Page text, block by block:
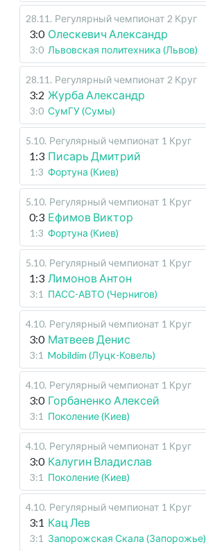
28.11 . Регулярный чемпионат 2 Круг
3:0 Олескевич Александр
3:0 Львовская политехника (Львов)
28.11 . Регулярный чемпионат 2 Круг
3:2 Журба Александр
3:0 СумГУ (Сумы)
5.10. Регулярный чемпионат 1 Круг
1:3 Писарь Дмитрий
1:3 Фортуна (Киев)
5.10. Регулярный чемпионат 1 Круг
0:3 Ефимов Виктор
1:3 Фортуна (Киев)
5.10. Регулярный чемпионат 1 Круг
1:3 Лимонов Антон
3:1 ПАСС-АВТО (Чернигов)
4.10. Регулярный чемпионат 1 Круг
3:0 Матвеев Денис
3:1 Mobildim (Луцк-Ковель)
4.10. Регулярный чемпионат 1 Круг
3:0 Горбаненко Алексей
3:1 Поколение (Киев)
4.10. Регулярный чемпионат 1 Круг
3:0 Калугин Владислав
3:1 Поколение (Киев)
4.10. Регулярный чемпионат 1 Круг
3:1 Кац Лев
3:1 Запорожская Скала (Запорожье)